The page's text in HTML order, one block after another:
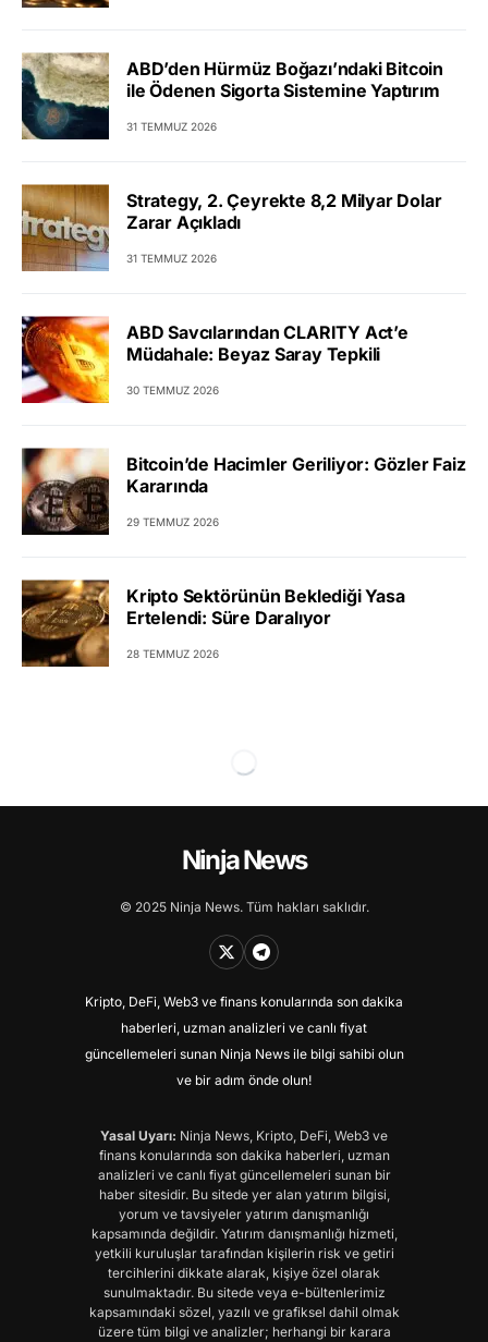
ABD’den Hürmüz Boğazı’ndaki Bitcoin
ile Ödenen Sigorta Sistemine Yaptırım
31 TEMMUZ 2026
Strategy, 2. Çeyrekte 8,2 Milyar Dolar
Zarar Açıkladı
31 TEMMUZ 2026
ABD Savcılarından CLARITY Act’e
Müdahale: Beyaz Saray Tepkili
30 TEMMUZ 2026
Bitcoin’de Hacimler Geriliyor: Gözler Faiz
Kararında
29 TEMMUZ 2026
Kripto Sektörünün Beklediği Yasa
Ertelendi: Süre Daralıyor
28 TEMMUZ 2026
Ninja News
© 2025 Ninja News. Tüm hakları saklıdır.
Kripto, DeFi, Web3 ve finans konularında son dakika
haberleri, uzman analizleri ve canlı fiyat
güncellemeleri sunan Ninja News ile bilgi sahibi olun
ve bir adım önde olun!
Yasal Uyarı: Ninja News, Kripto, DeFi, Web3 ve
finans konularında son dakika haberleri, uzman
analizleri ve canlı fiyat güncellemeleri sunan bir
haber sitesidir. Bu sitede yer alan yatırım bilgisi,
yorum ve tavsiyeler yatırım danışmanlığı
kapsamında değildir. Yatırım danışmanlığı hizmeti,
yetkili kuruluşlar tarafından kişilerin risk ve getiri
tercihlerini dikkate alarak, kişiye özel olarak
sunulmaktadır. Bu sitede veya e-bültenlerimiz
kapsamındaki sözel, yazılı ve grafiksel dahil olmak
üzere tüm bilgi ve analizler; herhangi bir karara